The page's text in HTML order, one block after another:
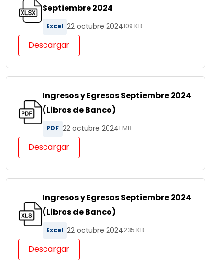
Septiembre 2024
Excel 22 octubre 2024109 KB
Descargar
Ingresos y Egresos Septiembre 2024
(Libros de Banco)
PDF 22 octubre 20241 MB
Descargar
Ingresos y Egresos Septiembre 2024
(Libros de Banco)
Excel 22 octubre 2024235 KB
Descargar